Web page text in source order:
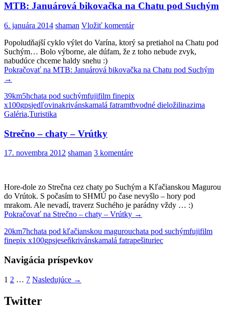
MTB: Januárová bikovačka na Chatu pod Suchým
6. januára 2014 shaman Vložiť komentár
Popoludňajší cyklo výlet do Varína, ktorý sa pretiahol na Chatu pod
Suchým… Bolo výborne, ale dúfam, že z toho nebude zvyk,
nabudúce chceme haldy snehu :)
Pokračovať na MTB: Januárová bikovačka na Chatu pod Suchým
→
39km5hchata pod suchýmfujifilm finepix
x100gpsjedľovinakrivánskamalá fatramtbvodné dieložilinazima
Galéria,Turistika
Strečno – chaty – Vrútky
17. novembra 2012 shaman 3 komentáre
Hore-dole zo Strečna cez chaty po Suchým a Kľačianskou Magurou
do Vrútok. S počasím to SHMÚ po čase nevyšlo – hory pod
mrakom. Ale nevadí, traverz Suchého je parádny vždy … :)
Pokračovať na Strečno – chaty – Vrútky →
20km7hchata pod kľačianskou magurouchata pod suchýmfujifilm
finepix x100gpsjeseňkrivánskamalá fatrapešituriec
Navigácia príspevkov
1 2 … 7 Nasledujúce →
Twitter